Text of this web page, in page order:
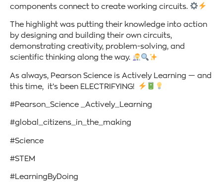
components connect to create working circuits.
The highlight was putting their knowledge into action
by designing and building their own circuits,
demonstrating creativity, problem-solving, and
scientific thinking along the way.
As always, Pearson Science is Actively Learning — and
this time, it’s been ELECTRIFYING!
#Pearson_Science _Actively_Learning
#global_citizens_in_the_making
#Science
#STEM
#LearningByDoing